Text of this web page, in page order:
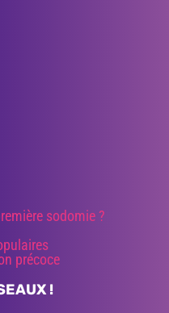
sodomie ?
précoce
!